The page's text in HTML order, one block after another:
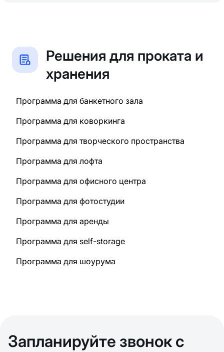
Решения для проката и
хранения
Программа для банкетного зала
Программа для коворкинга
Программа для творческого пространства
Программа для лофта
Программа для офисного центра
Программа для фотостудии
Программа для аренды
Программа для self-storage
Программа для шоурума
Запланируйте звонок с